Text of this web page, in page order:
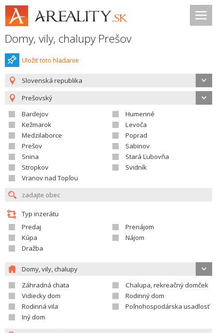
Domy, vily, chalupy Prešov
Uložiť toto hladanie
Slovenská republika
Prešovský
Bardejov
Humenné
Kežmarok
Levoča
Medzilaborce
Poprad
Prešov
Sabinov
Snina
Stará Ľubovňa
Stropkov
Svidník
Vranov nad Topľou
Typ inzerátu
Predaj
Prenájom
Kúpa
Nájom
Dražba
Domy, vily, chalupy
Záhradná chata
Chalupa, rekreačný domček
Vidiecky dom
Rodinný dom
Rodinná vila
Poľnohospodárska usadlosť
Iný dom